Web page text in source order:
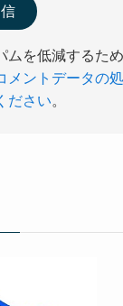
ムを低減するた
メントデータの
ださい。